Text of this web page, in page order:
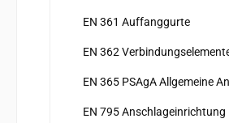
EN 361 Auffanggurte
EN 362
EN 365 PSAgA Allgemeine
EN 795 Anschlageinrichtung